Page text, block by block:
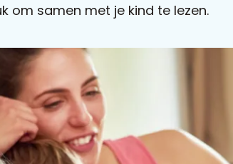
om samen met je kind te lezen.